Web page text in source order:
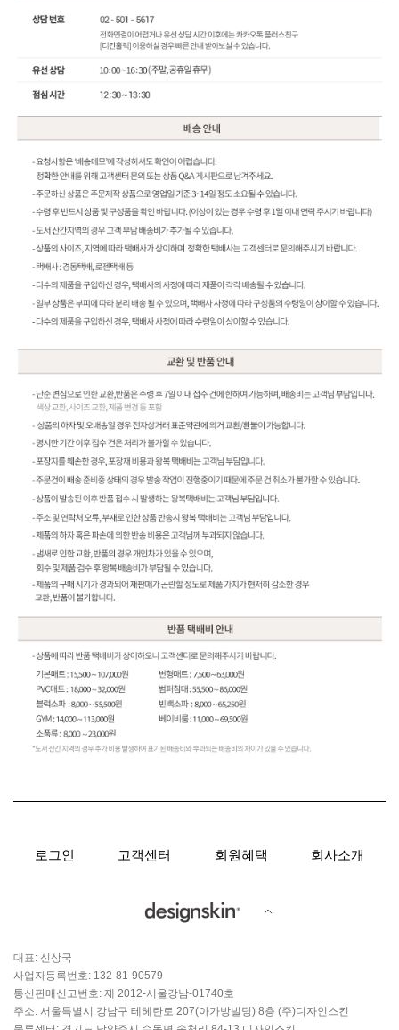
로그인 고객센터 회원혜택 회사소개
대표: 신상국
사업자등록번호: 132-81-90579
통신판매신고번호: 제 2012-서울강남-01740호
주소: 서울특별시 강남구 테헤란로 207(아가방빌딩) 8층 (주)디자인스킨